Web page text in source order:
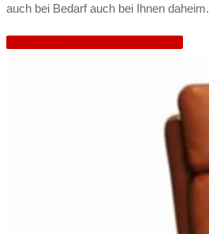
auch bei Bedarf auch bei Ihnen daheim.